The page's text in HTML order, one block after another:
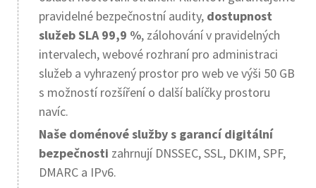
pravidelné bezpečnostní audity, dostupnost
služeb SLA 99,9 %, zálohování v pravidelných
intervalech, webové rozhraní pro administraci
služeb a vyhrazený prostor pro web ve výši 50 GB
s možností rozšíření o další balíčky prostoru
navíc.
Naše doménové služby s garancí digitální
bezpečnosti zahrnují DNSSEC, SSL, DKIM, SPF,
DMARC a IPv6.